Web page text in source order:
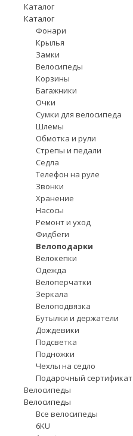
Каталог
Каталог
Фонари
Крылья
Замки
Велосипеды
Корзины
Багажники
Очки
Сумки для велосипеда
Шлемы
Обмотка и рули
Стрепы и педали
Седла
Телефон на руле
Звонки
Хранение
Насосы
Ремонт и уход
Фидбеги
Велоподарки
Велокепки
Одежда
Велоперчатки
Зеркала
Велоподвязка
Бутылки и держатели
Дождевики
Подсветка
Подножки
Чехлы на седло
Подарочный сертификат
Велосипеды
Велосипеды
Все велосипеды
6KU